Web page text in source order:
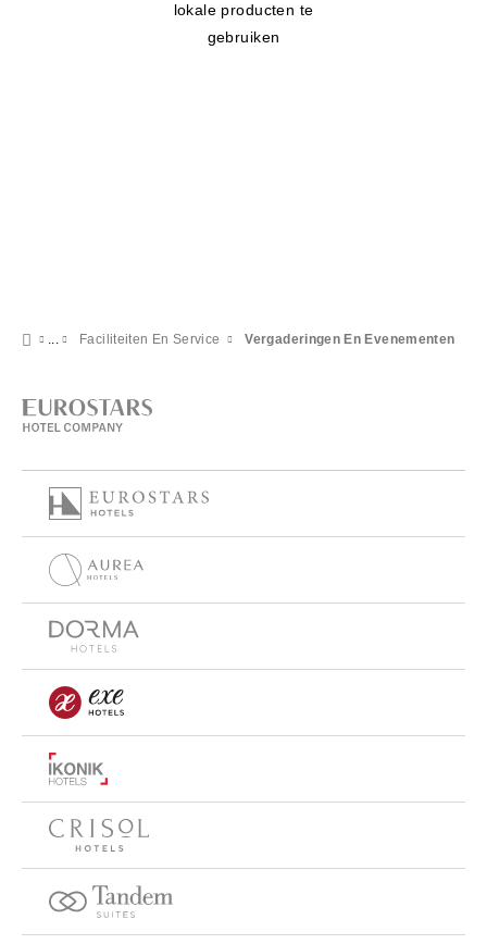
lokale producten te
gebruiken
Faciliteiten En Service Vergaderingen En Evenementen